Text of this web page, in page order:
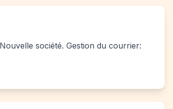
société. Gestion du courrier: